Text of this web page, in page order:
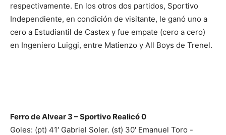
respectivamente. En los otros dos partidos, Sportivo
Independiente, en condición de visitante, le ganó uno a
cero a Estudiantil de Castex y fue empate (cero a cero)
en Ingeniero Luiggi, entre Matienzo y All Boys de Trenel.
Ferro de Alvear 3 – Sportivo Realicó 0
Goles: (pt) 41′ Gabriel Soler. (st) 30′ Emanuel Toro -